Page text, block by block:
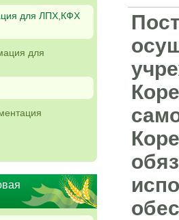
для ЛПХ,КФХ
для